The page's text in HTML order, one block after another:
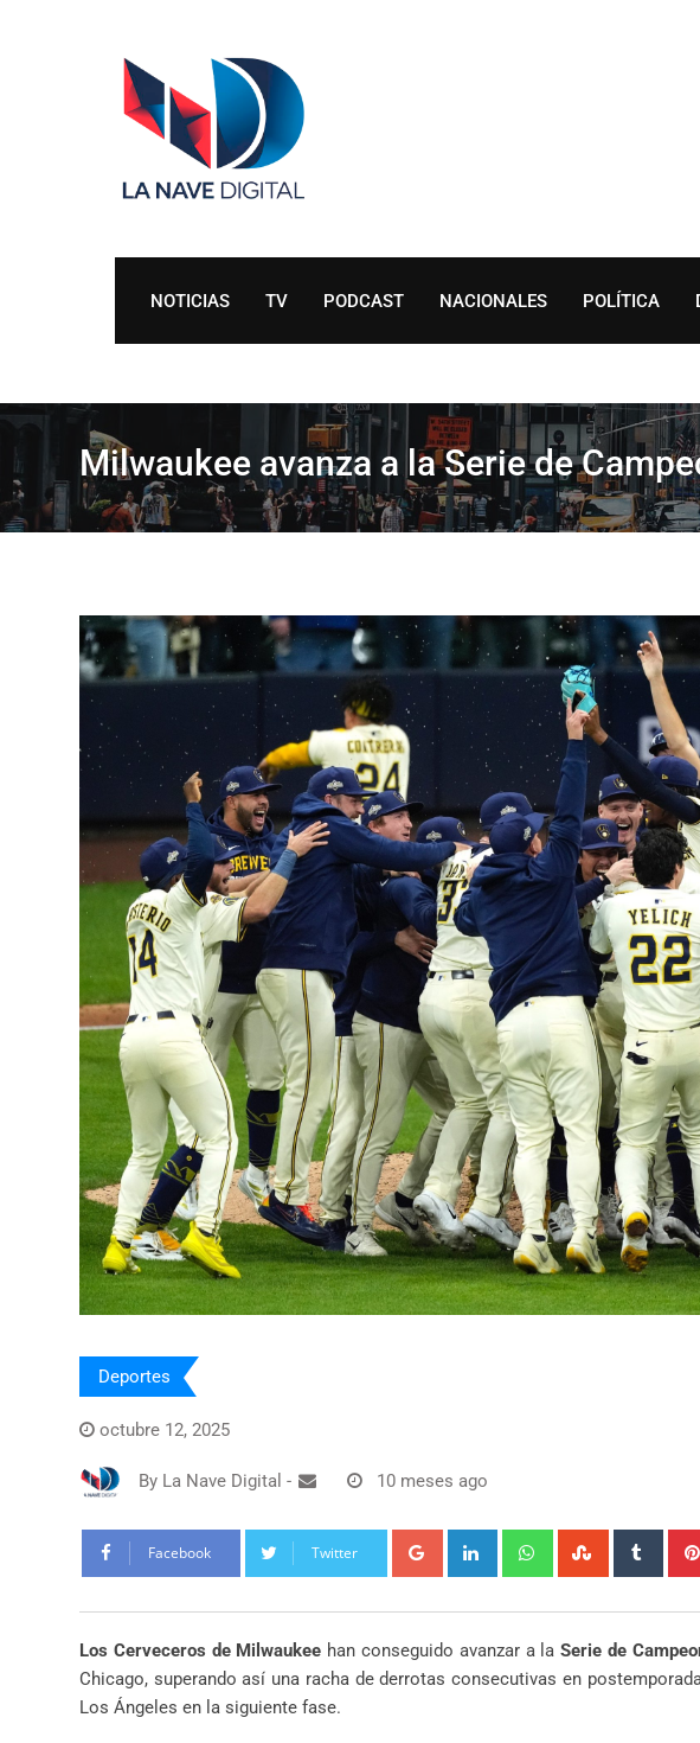
NOTICIAS TV PODCAST NACIONALES POLÍTICA
Milwaukee avanza a la Serie de
Deportes
octubre 12, 2025
By La Nave Digital - 10 meses ago
Facebook Twitter Google+ LinkedIn WhatsappStumbleUpon
Los Cerveceros de Milwaukee han conseguido avanzar a laSerie de
Chicago, superando así una racha de derrotas consecutivas en
Los Ángeles en la siguiente fase.